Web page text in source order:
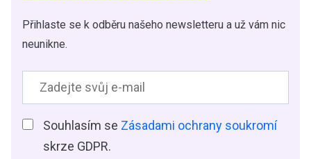
Přihlaste se k odběru našeho newsletteru a už vám nic
neunikne.
Souhlasím se Zásadami ochrany soukromí
skrze GDPR.